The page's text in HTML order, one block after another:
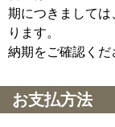
期につきまして
ります。
納期をご確認くだ
お支払方法